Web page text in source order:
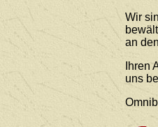
Wir
an
Ihren
uns